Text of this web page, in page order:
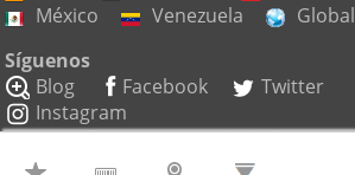
México
Venezuela
Global
Síguenos
Blog
Facebook
Twitter
Instagram
Suscríbete a nuestro boletín